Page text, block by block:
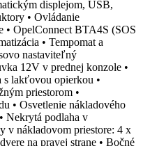
displejom, USB,
• Ovládanie
• OpelConnect BTA4S (SOS
• Tempomat a
nastaviteľný
12V v prednej konzole •
s lakťovou opierkou •
priestorom •
• Osvetlenie nákladového
Nekrytá podlaha v
v nákladovom priestore: 4 x
na pravej strane • Bočné